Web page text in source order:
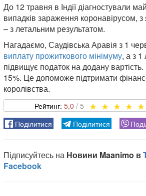
До 12 травня в Індії діагностували
випадків зараження коронавірусом, з
– з летальним результатом.
Нагадаємо, Саудівська Аравія з 1
виплату прожиткового мінімуму, а з 1
підвищує податок на додану
15%. Це допоможе підтримати
королівства.
5,0